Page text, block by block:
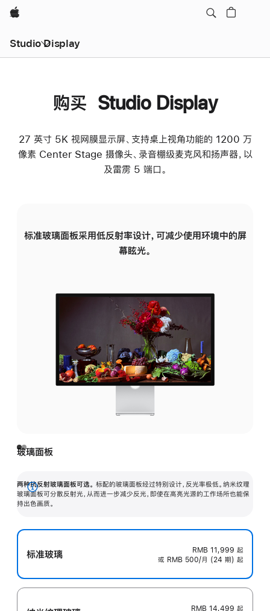
Apple
Studio Display
购买 Studio Display
27 英寸 5K 视网膜显示屏、支持桌上视角功能的 1200 万
像素 Center Stage 摄像头、录音棚级麦克风和扬声器，以
及雷雳 5 端口。
标准玻璃面板采用低反射率设计，可减少使用环境中的屏
幕眩光。
玻璃面板
两种抗反射玻璃面板可选。 标配的玻璃面板经过特别设计，反光率极低。纳米纹理
玻璃面板可分散反射光，从而进一步减少反光，即使在高亮光源的工作场所也能保
持出色画质。
展
开
标准玻璃 RMB 11,999 起
或 RMB 500/月 (24 期) 起
RMB 14,499 起